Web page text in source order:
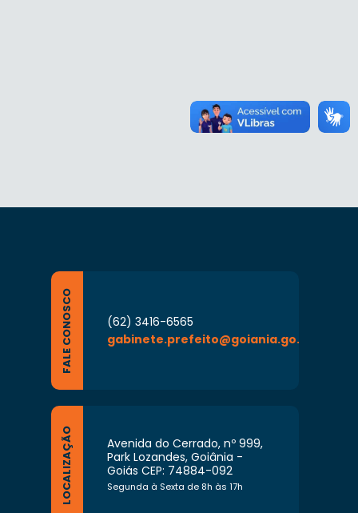
FALE CONOSCO
(62) 3416-6565
gabinete.prefeito@goiania.go.gov.br
LOCALIZAÇÃO
Avenida do Cerrado, nº 999,
Park Lozandes, Goiânia -
Goiás CEP: 74884-092
Segunda à Sexta de 8h às 17h